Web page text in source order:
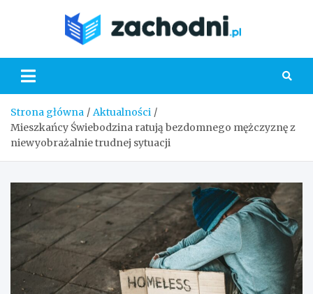
Strona główna
Aktualności
Mieszkańcy Świebodzina ratują bezdomnego mężczyznę z
niewyobrażalnie trudnej sytuacji